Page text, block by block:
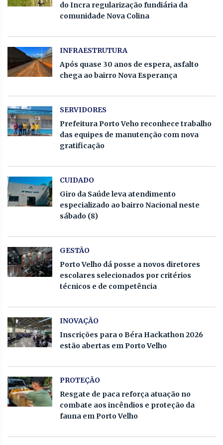
do Incra regularização fundiária da
comunidade Nova Colina
INFRAESTRUTURA
Após quase 30 anos de espera, asfalto
chega ao bairro Nova Esperança
SERVIDORES
Prefeitura Porto Veho reconhece trabalho
das equipes de manutenção com nova
gratificação
CUIDADO
Giro da Saúde leva atendimento
especializado ao bairro Nacional neste
sábado (8)
GESTÃO
Porto Velho dá posse a novos diretores
escolares selecionados por critérios
técnicos e de competência
INOVAÇÃO
Inscrições para o Béra Hackathon 2026
estão abertas em Porto Velho
PROTEÇÃO
Resgate de paca reforça atuação no
combate aos incêndios e proteção da
fauna em Porto Velho